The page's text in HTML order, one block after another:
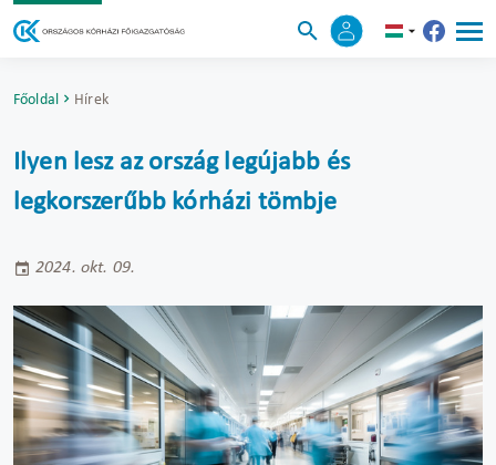
Főoldal Hírek
Ilyen lesz az ország legújabb és
legkorszerűbb kórházi tömbje
2024. okt. 09.